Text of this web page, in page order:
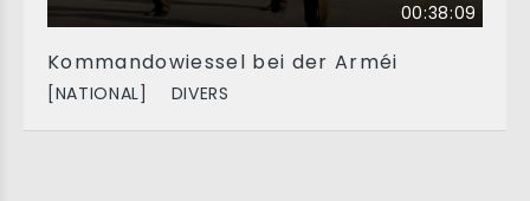
00:38:09
Kommandowiessel bei der Arméi
[NATIONAL] DIVERS